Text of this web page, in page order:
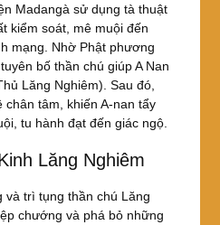
Madangà sử dụng tà thuật
kiểm soát, mê muội đến
mạng. Nhờ Phật phương
bố thần chú giúp A Nan
Lăng Nghiêm). Sau đó,
tâm, khiến A-nan tẩy
tu hành đạt đến giác ngộ.
Lăng Nghiêm
và trì tụng thần chú Lăng
chướng và phá bỏ những